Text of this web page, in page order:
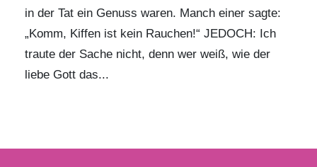
in der Tat ein Genuss waren. Manch einer sagte:
„Komm, Kiffen ist kein Rauchen!“ JEDOCH: Ich
traute der Sache nicht, denn wer weiß, wie der
liebe Gott das...